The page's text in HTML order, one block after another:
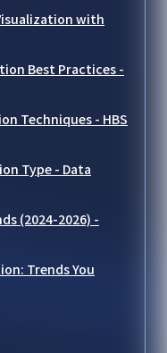
with
Best Practices -
Techniques - HBS
Type - Data
(2024-2026) -
Trends You